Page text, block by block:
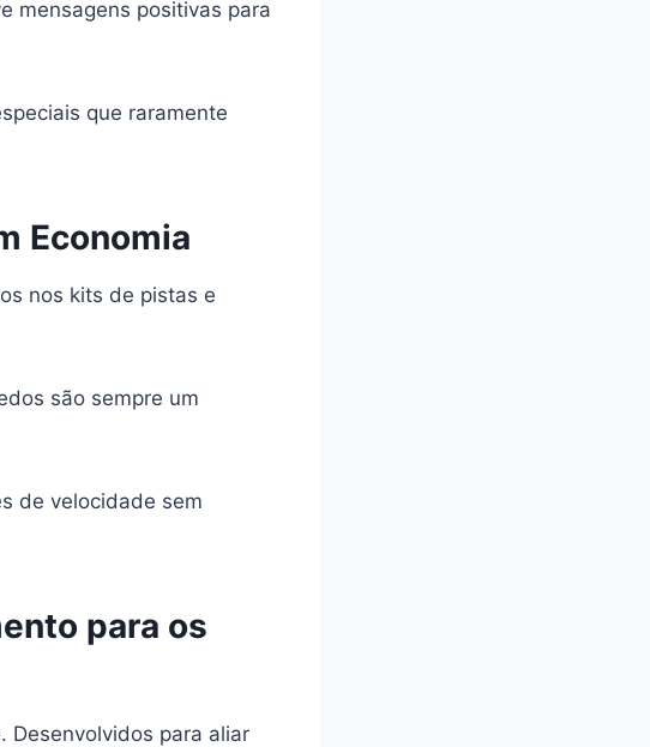
mensagens positivas para
que raramente
Economia
nos kits de pistas e
são sempre um
de velocidade sem
para os
Desenvolvidos para aliar